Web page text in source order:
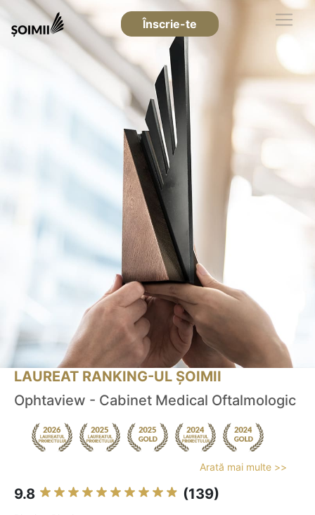
Înscrie-te
LAUREAT RANKING-UL ȘOIMII
Ophtaview - Cabinet Medical Oftalmologic
Arată mai multe >>
9.8 (139)